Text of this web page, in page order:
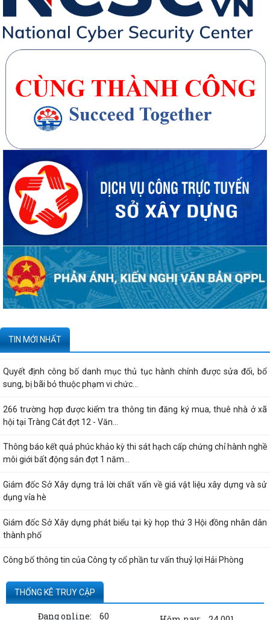
TIN MỚI NHẤT
20 căn nhà ở thấp tầng tại Khu dân cư Hồng Phong đủ điều kiện đưa
vào kinh doanh - Văn bản số...
270 căn nhà ở thấp tầng tại Dự án Khu đô thị mới phường Thủy
Nguyên đủ điều kiện đưa vào kinh doanh...
Công bố danh mục thủ tục hành chính được sửa đổi, bổ sung, thay thế,
bị bãi bỏ thuộc phạm vi chức...
Kê khai giá hàng hóa, dịch vụ bán trong nước hoặc xuất khẩu của
Công ty TNHH ống thép 190 - Văn bản...
Tạm thời chưa trả kết quả cấp chứng chỉ hành nghề hoạt động xây
Quyết định công bố danh mục thủ tục hành chính được sửa đổi, bổ
sung, bị bãi bỏ thuộc phạm vi chức...
266 trường hợp được kiểm tra thông tin đăng ký mua, thuê nhà ở xã
hội tại Tràng Cát đợt 12 - Văn...
Thông báo kết quả phúc khảo kỳ thi sát hạch cấp chứng chỉ hành nghề
môi giới bất động sản đợt 1 năm...
Giám đốc Sở Xây dựng trả lời chất vấn về giá vật liệu xây dựng và sử
dụng vỉa hè
Giám đốc Sở Xây dựng phát biểu tại kỳ họp thứ 3 Hội đồng nhân dân
thành phố
Công bố thông tin của Công ty cổ phần tư vấn thuỷ lợi Hải Phòng
Quyết định công bố thủ tục hành chính nội bộ được sửa đổi, bổ sung
thuộc phạm vi, chức năng quản lý...
THỐNG KÊ TRUY CẬP
Đang online: 60